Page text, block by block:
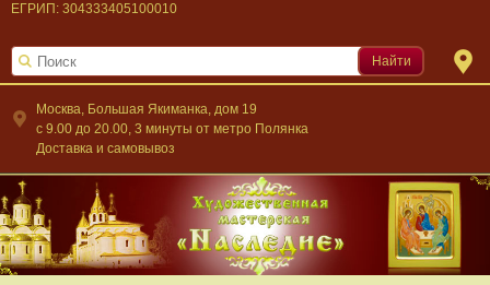
Москва, Большая Якиманка, дом 19
c 9.00 до 20.00, 3 минуты от метро Полянка
Доставка и самовывоз
ЕГРИП: 304333405100010
Найти